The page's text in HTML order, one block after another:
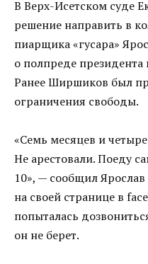
В Верх-Исетском суде
решение направить в
пиарщика «гусара»
о полпреде
Ранее Ширшиков был
ограничения свободы.
«Семь месяцев и
Не арестовали. Поеду
10», — сообщил
на своей странице в
попыталась
он не берет.